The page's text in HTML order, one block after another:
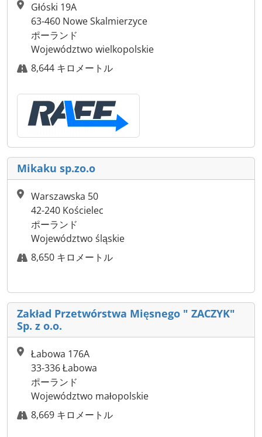
Głóski 19A
63-460 Nowe Skalmierzyce
ポーランド
Województwo wielkopolskie
8,644 キロメートル
Mikaku sp.zo.o
Warszawska 50
42-240 Kościelec
ポーランド
Województwo śląskie
8,650 キロメートル
Zakład Przetwórstwa Mięsnego " ZACZYK"
Sp. z o.o.
Łabowa 176A
33-336 Łabowa
ポーランド
Województwo małopolskie
8,669 キロメートル